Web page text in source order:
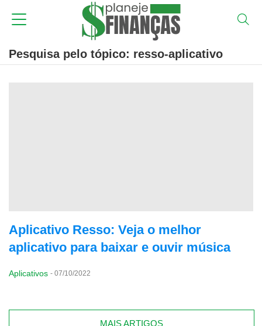
Pesquisa pelo tópico: resso-aplicativo
Aplicativo Resso: Veja o melhor
aplicativo para baixar e ouvir música
Aplicativos - 07/10/2022
MAIS ARTIGOS